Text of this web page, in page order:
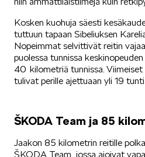
Kosken kuohuja säesti
tuttuun tapaan Sibeliuksen
Nopeimmat selvittivät reitin
puolessa tunnissa
40 kilometriä tunnissa.
tulivat perille ajettuaan yli 19
ŠKODA Team ja 85
Jaakon 85 kilometrin reitille
ŠKODA Team, jossa ajoivat